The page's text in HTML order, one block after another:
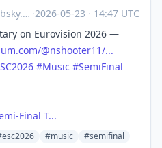
·2026-05-23 · 14:47 UTC
on Eurovision 2026 —
@nshooter11/...
#Music #SemiFinal
Final T...
#music
#semifinal